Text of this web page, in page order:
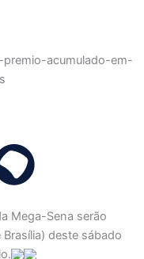
Mega-Sena serão
deste sábado